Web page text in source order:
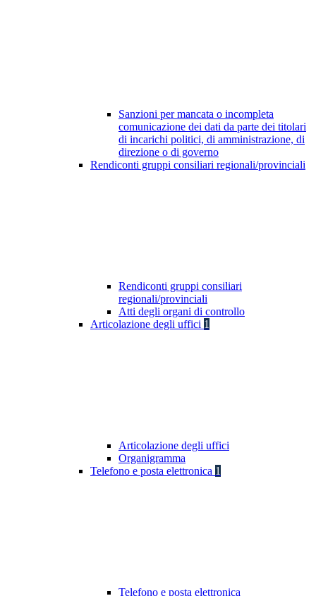
Sanzioni per mancata o incompleta
comunicazione dei dati da parte dei titolari
di incarichi politici, di amministrazione, di
direzione o di governo
Rendiconti gruppi consiliari regionali/provinciali
Rendiconti gruppi consiliari
regionali/provinciali
Atti degli organi di controllo
Articolazione degli uffici 1
Articolazione degli uffici
Organigramma
Telefono e posta elettronica 1
Telefono e posta elettronica